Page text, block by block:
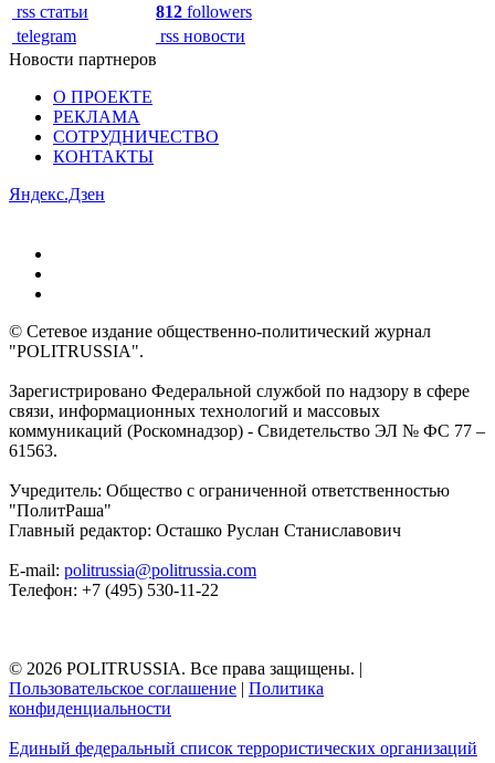
rss статьи
812 followers
telegram
rss новости
Новости партнеров
О ПРОЕКТЕ
РЕКЛАМА
СОТРУДНИЧЕСТВО
КОНТАКТЫ
Яндекс.Дзен
© Сетевое издание общественно-политический журнал
"POLITRUSSIA".
Зарегистрировано Федеральной службой по надзору в сфере
связи, информационных технологий и массовых
коммуникаций (Роскомнадзор) - Свидетельство ЭЛ № ФС 77 –
61563.
Учредитель: Общество с ограниченной ответственностью
"ПолитРаша"
Главный редактор: Осташко Руслан Станиславович
E-mail: politrussia@politrussia.com
Телефон: +7 (495) 530-11-22
© 2026 POLITRUSSIA. Все права защищены. |
Пользовательское соглашение | Политика
конфиденциальности
Единый федеральный список террористических организаций